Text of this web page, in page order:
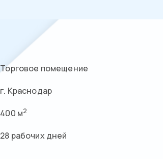
Торговое помещение
г. Краснодар
400 м2
28 рабочих дней